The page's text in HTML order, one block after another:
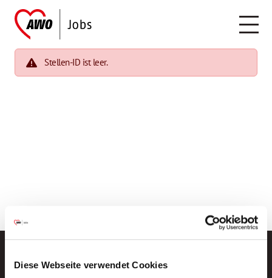
Diese Webseite verwendet Cookies
Stellen-ID ist leer.